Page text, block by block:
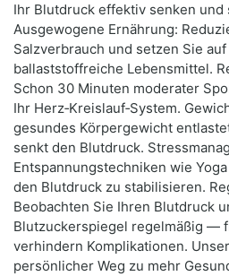
Ihr Blutdruck effektiv senken und
Ausgewogene Ernährung:
Salzverbrauch und setzen Sie
ballaststoffreiche Lebensmittel.
Schon 30 Minuten moderater
Ihr Herz‑Kreislauf‑System.
gesundes Körpergewicht
senkt den Blutdruck.
Entspannungstechniken wie
den Blutdruck zu stabilisieren.
Beobachten Sie Ihren Blutdruck
Blutzuckerspiegel regelmäßig —
verhindern Komplikationen.
persönlicher Weg zu mehr